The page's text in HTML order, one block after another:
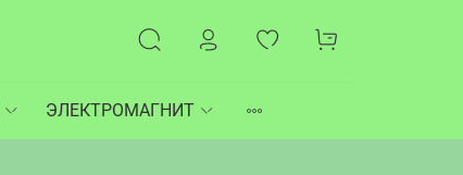
ЭЛЕКТРОМАГНИТ